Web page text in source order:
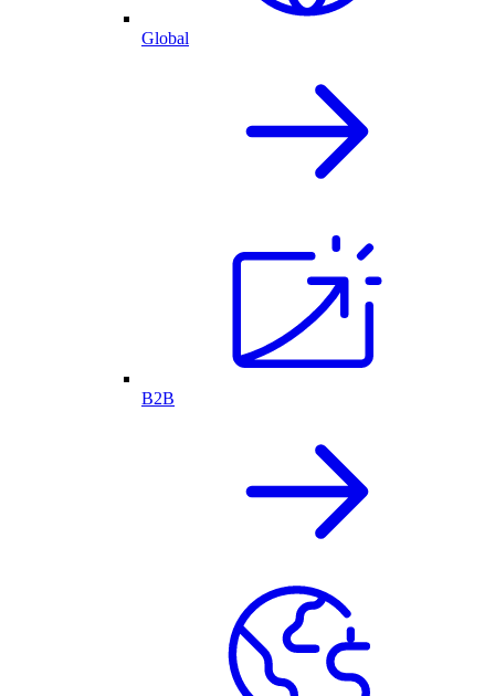
Global
B2B